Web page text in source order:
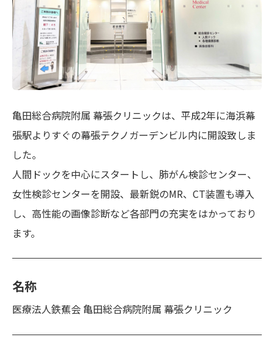
亀田総合病院附属 幕張クリニックは、平成2年に海浜幕
張駅よりすぐの幕張テクノガーデンビル内に開設致しま
した。
人間ドックを中心にスタートし、肺がん検診センター、
女性検診センターを開設、最新鋭のMR、CT装置も導入
し、高性能の画像診断など各部門の充実をはかっており
ます。
名称
医療法人鉄蕉会 亀田総合病院附属 幕張クリニック